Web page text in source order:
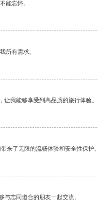
能忘怀。
所有需求。
我能够享受到高品质的旅行体验。
来了无限的流畅体验和安全性保护
志同道合的朋友一起交流。